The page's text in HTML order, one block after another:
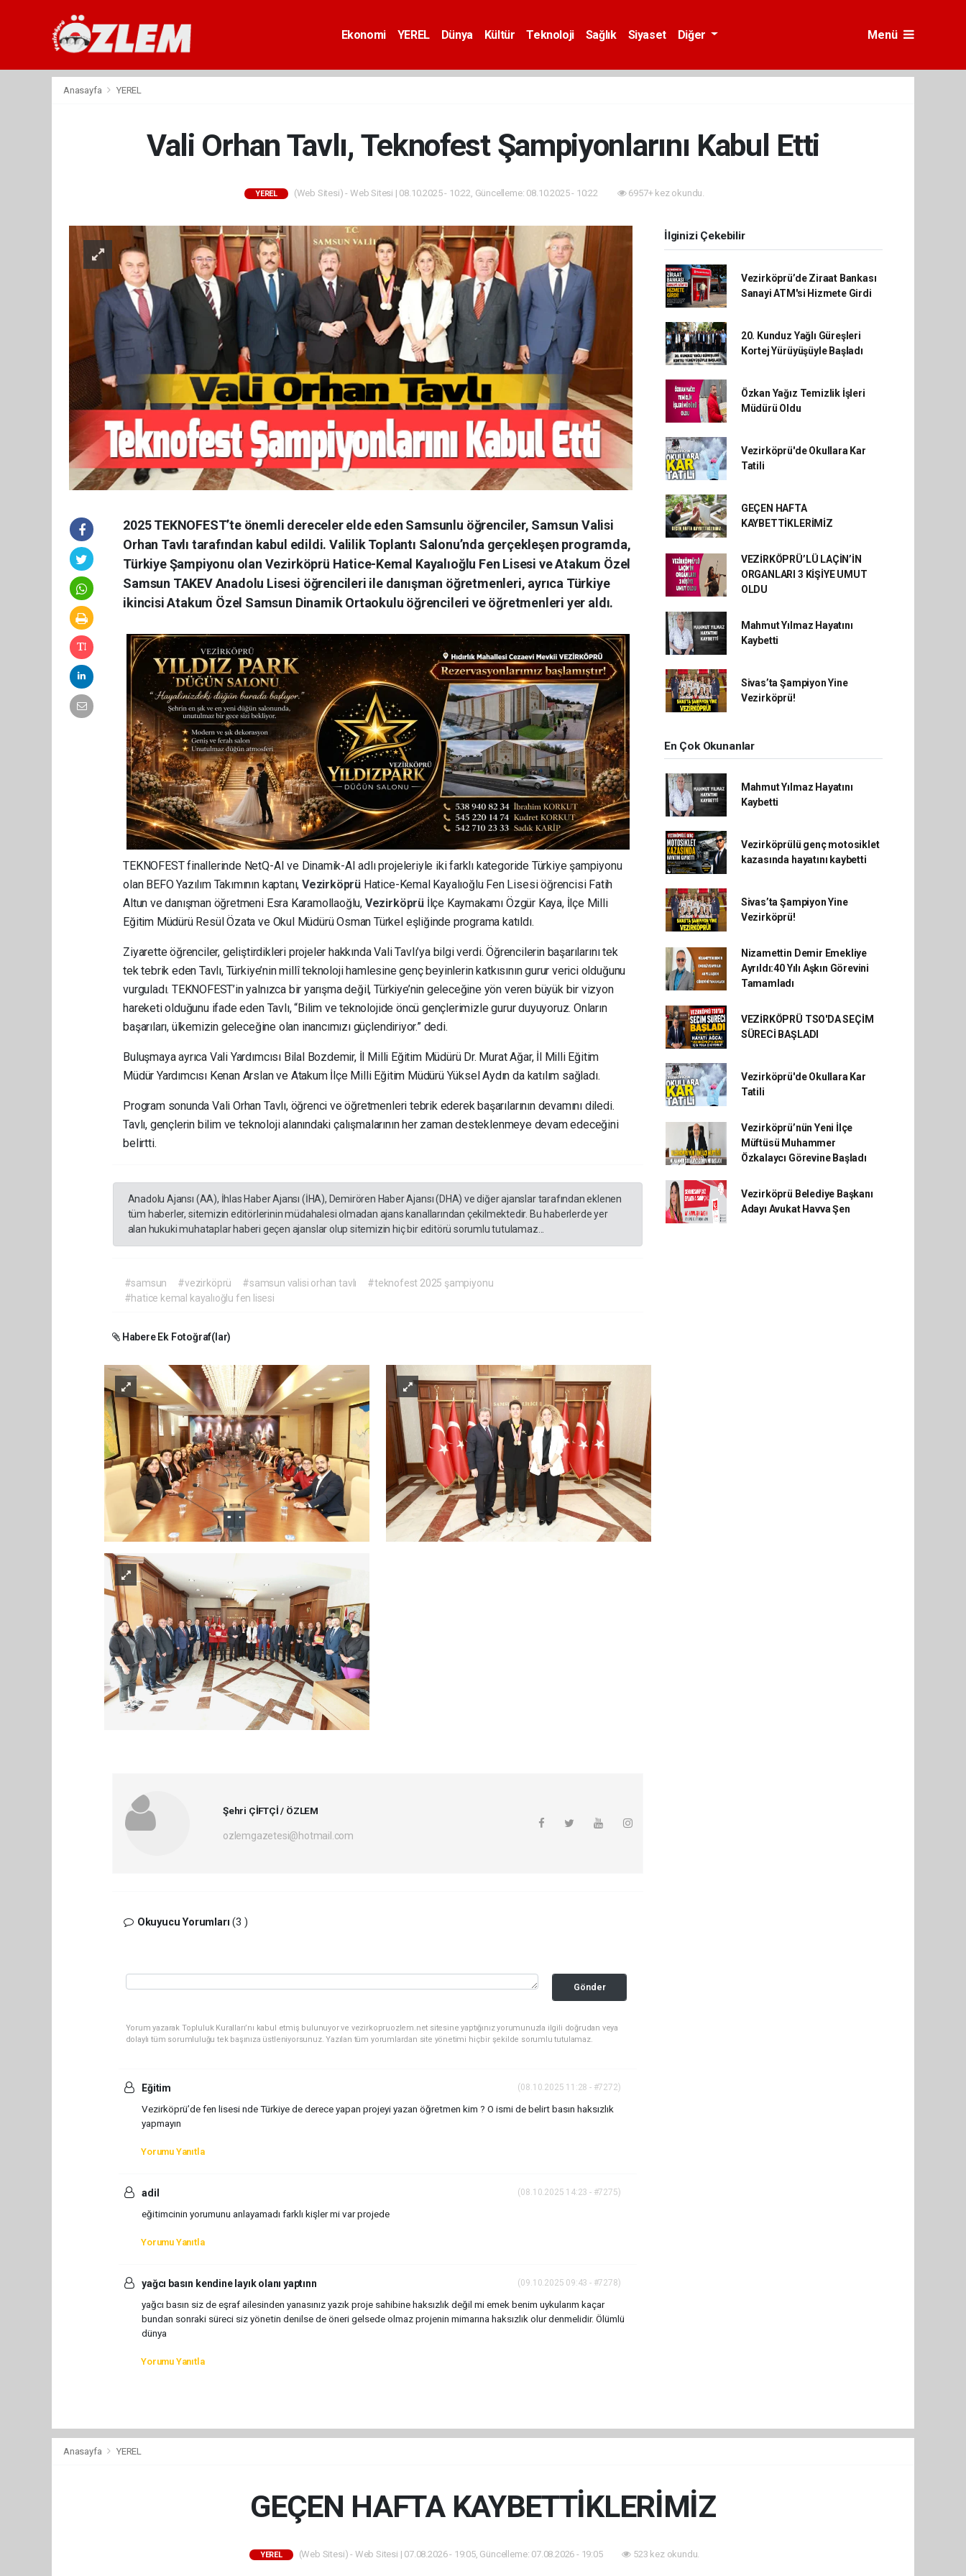
Ekonomi YEREL Dünya Kültür Teknoloji Sağlık Siyaset Diğer Menü
Anasayfa YEREL
Vali Orhan Tavlı, Teknofest Şampiyonlarını Kabul Etti
YEREL (Web Sitesi) - Web Sitesi | 08.10.2025 - 10:22, Güncelleme: 08.10.2025 - 10:22 6957+ kez okundu.
2025 TEKNOFEST’te önemli dereceler elde eden Samsunlu öğrenciler, Samsun Valisi
Orhan Tavlı tarafından kabul edildi. Valilik Toplantı Salonu’nda gerçekleşen programda,
Türkiye Şampiyonu olan Vezirköprü Hatice-Kemal Kayalıoğlu Fen Lisesi ve Atakum Özel
Samsun TAKEV Anadolu Lisesi öğrencileri ile danışman öğretmenleri, ayrıca Türkiye
ikincisi Atakum Özel Samsun Dinamik Ortaokulu öğrencileri ve öğretmenleri yer aldı.
TEKNOFEST finallerinde NetQ-AI ve Dinamik-AI adlı projeleriyle iki farklı kategoride Türkiye şampiyonu
olan BEFO Yazılım Takımının kaptanı, Vezirköprü Hatice-Kemal Kayalıoğlu Fen Lisesi öğrencisi Fatih
Altun ve danışman öğretmeni Esra Karamollaoğlu, Vezirköprü İlçe Kaymakamı Özgür Kaya, İlçe Milli
Eğitim Müdürü Resül Özata ve Okul Müdürü Osman Türkel eşliğinde programa katıldı.
Ziyarette öğrenciler, geliştirdikleri projeler hakkında Vali Tavlı’ya bilgi verdi. Öğrencilerin başarılarını tek
tek tebrik eden Tavlı, Türkiye’nin millî teknoloji hamlesine genç beyinlerin katkısının gurur verici olduğunu
vurguladı. TEKNOFEST’in yalnızca bir yarışma değil, Türkiye’nin geleceğine yön veren büyük bir vizyon
hareketi olduğunu ifade eden Tavlı, “Bilim ve teknolojide öncü gençlerimizle gurur duyuyoruz. Onların
başarıları, ülkemizin geleceğine olan inancımızı güçlendiriyor.” dedi.
Buluşmaya ayrıca Vali Yardımcısı Bilal Bozdemir, İl Milli Eğitim Müdürü Dr. Murat Ağar, İl Milli Eğitim
Müdür Yardımcısı Kenan Arslan ve Atakum İlçe Milli Eğitim Müdürü Yüksel Aydın da katılım sağladı.
Program sonunda Vali Orhan Tavlı, öğrenci ve öğretmenleri tebrik ederek başarılarının devamını diledi.
Tavlı, gençlerin bilim ve teknoloji alanındaki çalışmalarının her zaman desteklenmeye devam edeceğini
belirtti.
Anadolu Ajansı (AA), İhlas Haber Ajansı (İHA), Demirören Haber Ajansı (DHA) ve diğer ajanslar tarafından eklenen
tüm haberler, sitemizin editörlerinin müdahalesi olmadan ajans kanallarından çekilmektedir. Bu haberlerde yer
alan hukuki muhataplar haberi geçen ajanslar olup sitemizin hiç bir editörü sorumlu tutulamaz...
#samsun #vezirköprü #samsun valisi orhan tavlı
#teknofest 2025 şampiyonu
#hatice kemal kayalıoğlu fen lisesi
Habere Ek Fotoğraf(lar)
Şehri ÇİFTÇİ / ÖZLEM
ozlemgazetesi@hotmail.com
Okuyucu Yorumları(3 )
Gönder
Yorum yazarak Topluluk Kuralları’nı kabul etmiş bulunuyor ve vezirkopruozlem.net sitesine yaptığınız yorumunuzla ilgili doğrudan veya
dolaylı tüm sorumluluğu tek başınıza üstleniyorsunuz. Yazılan tüm yorumlardan site yönetimi hiçbir şekilde sorumlu tutulamaz.
Eğitim (08.10.2025 11:28 - #7272)
Vezirköprü’de fen lisesi nde Türkiye de derece yapan projeyi yazan öğretmen kim ? O ismi de belirt basın haksızlık
yapmayın
Yorumu Yanıtla
adil (08.10.2025 14:23 - #7275)
eğitimcinin yorumunu anlayamadı farklı kişler mi var projede
Yorumu Yanıtla
yağcı basın kendine layık olanı yaptınn (09.10.2025 09:43 - #7278)
yağcı basın siz de eşraf ailesinden yanasınız yazık proje sahibine haksızlık değil mi emek benim uykularım kaçar
bundan sonraki süreci siz yönetin denilse de öneri gelsede olmaz projenin mimarına haksızlık olur denmelidir. Ölümlü
dünya
Yorumu Yanıtla
İlginizi Çekebilir
Vezirköprü’de Ziraat Bankası
Sanayi ATM'si Hizmete Girdi
20. Kunduz Yağlı Güreşleri
Kortej Yürüyüşüyle Başladı
Özkan Yağız Temizlik İşleri
Müdürü Oldu
Vezirköprü'de Okullara Kar
Tatili
GEÇEN HAFTA
KAYBETTİKLERİMİZ
VEZİRKÖPRÜ’LÜ LAÇİN’İN
ORGANLARI 3 KİŞİYE UMUT
OLDU
Mahmut Yılmaz Hayatını
Kaybetti
Sivas’ta Şampiyon Yine
Vezirköprü!
En Çok Okunanlar
Mahmut Yılmaz Hayatını
Kaybetti
Vezirköprülü genç motosiklet
kazasında hayatını kaybetti
Sivas’ta Şampiyon Yine
Vezirköprü!
Nizamettin Demir Emekliye
Ayrıldı:40 Yılı Aşkın Görevini
Tamamladı
VEZİRKÖPRÜ TSO'DA SEÇİM
SÜRECİ BAŞLADI
Vezirköprü'de Okullara Kar
Tatili
Vezirköprü’nün Yeni İlçe
Müftüsü Muhammer
Özkalaycı Görevine Başladı
Vezirköprü Belediye Başkanı
Adayı Avukat Havva Şen
Anasayfa YEREL
GEÇEN HAFTA KAYBETTİKLERİMİZ
YEREL (Web Sitesi) - Web Sitesi | 07.08.2026 - 19:05, Güncelleme: 07.08.2026 - 19:05 523 kez okundu.